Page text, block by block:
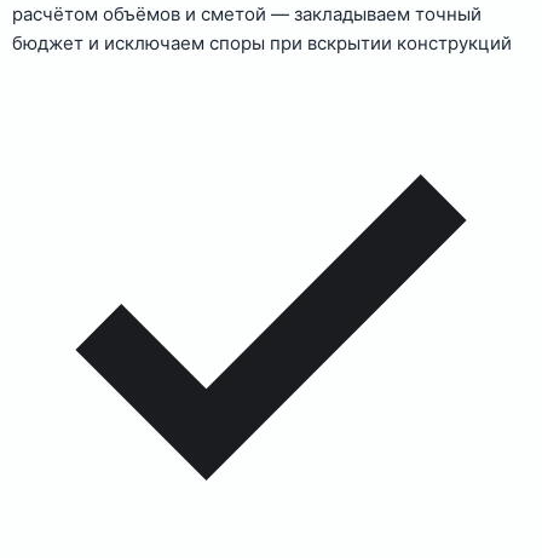
расчётом объёмов и сметой — закладываем точный
бюджет и исключаем споры при вскрытии конструкций